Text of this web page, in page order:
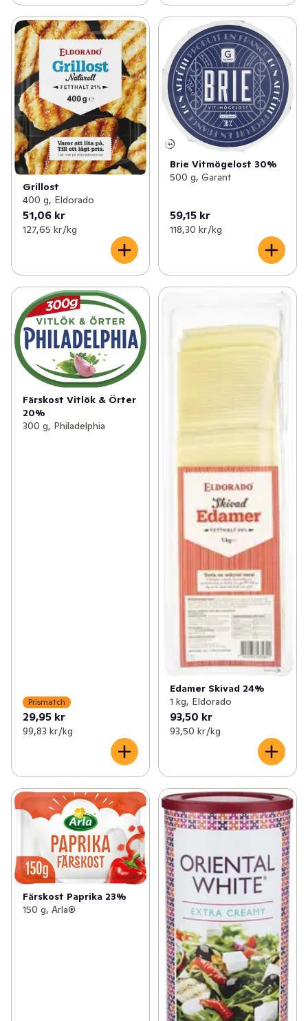
Grillost
400 g, Eldorado
51,06 kr
127,65 kr /kg
Brie Vitmögelost 30%
500 g, Garant
59,15 kr
118,30 kr /kg
Färskost Vitlök & Örter
20%
300 g, Philadelphia
Prismatch
29,95 kr
99,83 kr /kg
Edamer Skivad 24%
1 kg, Eldorado
93,50 kr
93,50 kr /kg
Färskost Paprika 23%
150 g, Arla®